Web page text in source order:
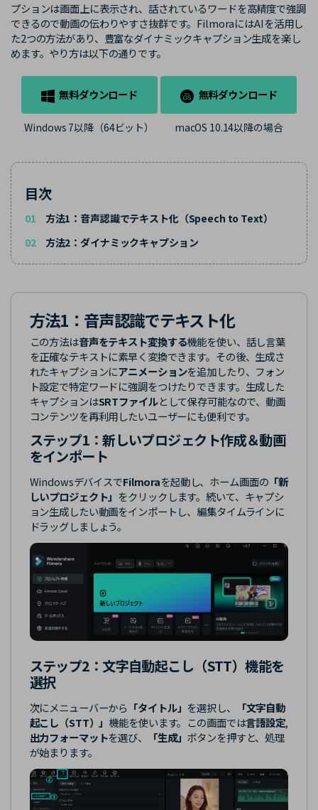
プションは画面上に表示され、話されているワードを高精度で強調
できるので動画の伝わりやすさ抜群です。FilmoraにはAIを活用し
た2つの方法があり、豊富なダイナミックキャプション生成を楽し
めます。やり方は以下の通りです。
無料ダウンロード
Windows 7以降（64ビット）
無料ダウンロード
macOS 10.14以降の場合
目次
01
方法1：音声認識でテキスト化（Speech to Text）
02
方法2：ダイナミックキャプション
方法1： 音声認識でテキスト化
この方法は音声をテキスト変換する機能を使い、話し言葉
を正確なテキストに素早く変換できます。その後、生成さ
れたキャプションにアニメーションを追加したり、フォン
ト設定で特定ワードに強調をつけたりできます。生成した
キャプションはSRTファイルとして保存可能なので、動画
コンテンツを再利用したいユーザーにも便利です。
ステップ1：新しいプロジェクト作成＆動画
をインポート
WindowsデバイスでFilmoraを起動し、ホーム画面の 「新
しいプロジェクト」 をクリックします。続いて、キャプシ
ョン生成したい動画をインポートし、編集タイムラインに
ドラッグしましょう。
ステップ2： 文字自動起こし（STT）機能を
選択
次にメニューバーから 「タイトル」 を選択し、
「文字自動
起こし（STT）」 機能を使います。この画面では言語設定,
出力フォーマットを選び、 「生成」 ボタンを押すと、処理
が始まります。